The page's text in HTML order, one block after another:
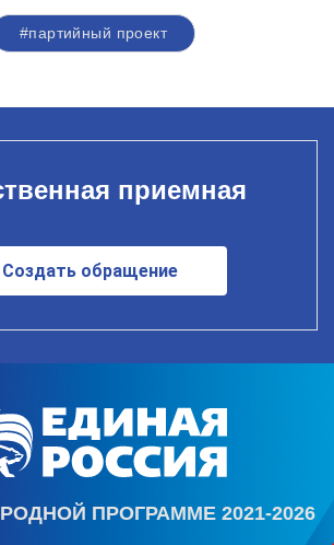
#партийный проект
приемная
Создать обращение
ПРОГРАММЕ 2021-2026